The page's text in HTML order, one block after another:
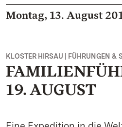
Montag, 13. August
KLOSTER HIRSAU | FÜHRUNGEN &
19. AUGUST